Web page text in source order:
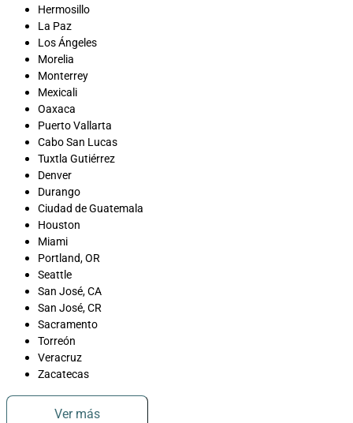
Hermosillo
La Paz
Los Ángeles
Morelia
Monterrey
Mexicali
Oaxaca
Puerto Vallarta
Cabo San Lucas
Tuxtla Gutiérrez
Denver
Durango
Ciudad de Guatemala
Houston
Miami
Portland, OR
Seattle
San José, CA
San José, CR
Sacramento
Torreón
Veracruz
Zacatecas
Ver más